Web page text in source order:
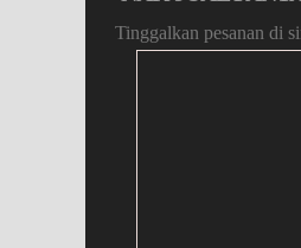
Tinggalkan pesanan di